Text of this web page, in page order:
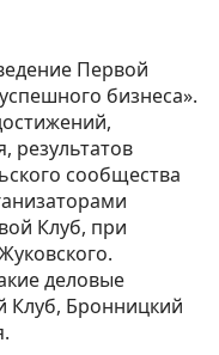
Первой
бизнеса».
результатов
сообщества
Клуб, при
деловые
Клуб, Бронницкий